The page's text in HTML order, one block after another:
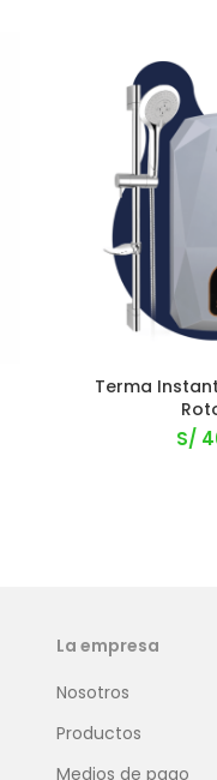
Terma
S/
La empresa
Nosotros
Productos
Medios de pago